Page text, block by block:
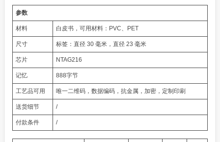
参数
材料 白皮书，可用材料：PVC、PET
尺寸 标签：直径 30 毫米，直径 23 毫米
芯片 NTAG216
记忆 888字节
工艺品可用 唯一二维码，数据编码，抗金属，加密，定制印刷
送货细节 /
付款条件 /